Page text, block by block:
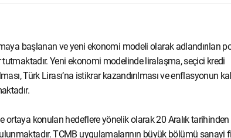
başlanan ve yeni ekonomi modeli olarak adlandırılan
Yeni ekonomi modelinde liralaşma, seçici kredi
Türk Lirası’na istikrar kazandırılması ve enflasyonun
ortaya konulan hedeflere yönelik olarak 20 Aralık
TCMB uygulamalarının büyük bölümü sanayi